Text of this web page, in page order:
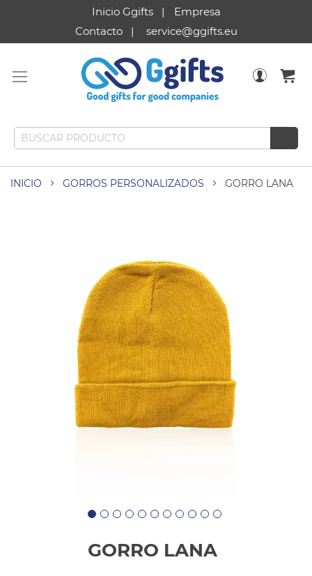
Inicio Ggifts
Empresa
Contacto
service@ggifts.eu
INICIO GORROS PERSONALIZADOS GORRO LANA
GORRO LANA